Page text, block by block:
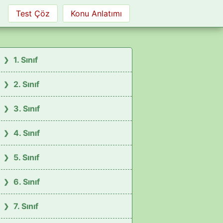
Test Çöz Konu Anlatımı
1. Sınıf
2. Sınıf
3. Sınıf
4. Sınıf
5. Sınıf
6. Sınıf
7. Sınıf